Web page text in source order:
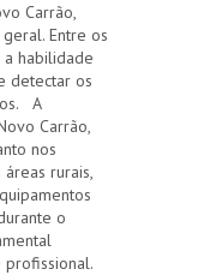
Carrão,
Entre os
habilidade
detectar os
A
Carrão,
nos
rurais,
o
profissional.